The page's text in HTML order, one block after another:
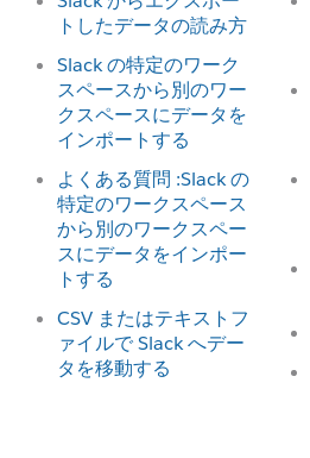
トしたデータの読み方
Slack の特定のワーク
スペースから別のワー
クスペースにデータを
インポートする
よくある質問 :Slack の
特定のワークスペース
から別のワークスペー
スにデータをインポー
トする
CSV またはテキストフ
ァイルで Slack へデー
タを移動する